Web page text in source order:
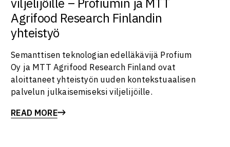
Agrifood Research Finlandin
yhteistyö
Semanttisen teknologian edelläkävijä Profium
Oy ja MTT Agrifood Research Finland ovat
aloittaneet yhteistyön uuden kontekstuaalisen
palvelun julkaisemiseksi viljelijöille.
READ MORE